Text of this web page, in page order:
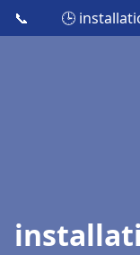
📞 🕒